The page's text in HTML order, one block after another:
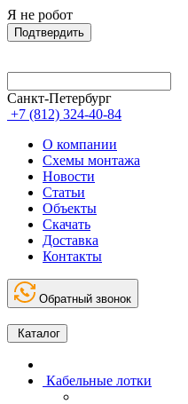
Я не робот
Подтвердить
Санкт-Петербург
+7 (812) 324-40-84
О компании
Схемы монтажа
Новости
Статьи
Объекты
Скачать
Доставка
Контакты
Обратный звонок
Каталог
Кабельные лотки